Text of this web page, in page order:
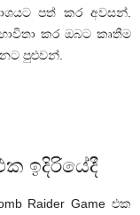
පත් කර අවසන්.
භාවිතා කර ඔබට කෘතීම
පුළුවන්.
ඉදිරියේදී
Raider Game එක